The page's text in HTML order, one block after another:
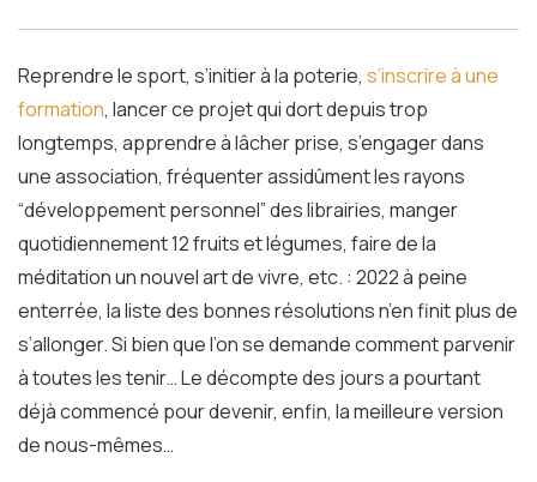
Reprendre le sport, s’initier à la poterie, s’inscrire à une
formation, lancer ce projet qui dort depuis trop
longtemps, apprendre à lâcher prise, s’engager dans
une association, fréquenter assidûment les rayons
“développement personnel” des librairies, manger
quotidiennement 12 fruits et légumes, faire de la
méditation un nouvel art de vivre, etc. : 2022 à peine
enterrée, la liste des bonnes résolutions n’en finit plus de
s’allonger. Si bien que l’on se demande comment parvenir
à toutes les tenir… Le décompte des jours a pourtant
déjà commencé pour devenir, enfin, la meilleure version
de nous-mêmes…